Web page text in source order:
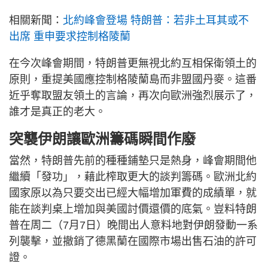
相關新聞： 北約峰會登場 特朗普：若非土耳其或不
出席 重申要求控制格陵蘭
在今次峰會期間，特朗普更無視北約互相保衛領土的
原則，重提美國應控制格陵蘭島而非盟國丹麥。這番
近乎奪取盟友領土的言論，再次向歐洲強烈展示了，
誰才是真正的老大。
突襲伊朗讓歐洲籌碼瞬間作廢
當然，特朗普先前的種種鋪墊只是熱身，峰會期間他
繼續「發功」，藉此榨取更大的談判籌碼。歐洲北約
國家原以為只要交出已經大幅增加軍費的成績單，就
能在談判桌上增加與美國討價還價的底氣。豈料特朗
普在周二（7月7日）晚間出人意料地對伊朗發動一系
列襲擊，並撤銷了德黑蘭在國際市場出售石油的許可
證。